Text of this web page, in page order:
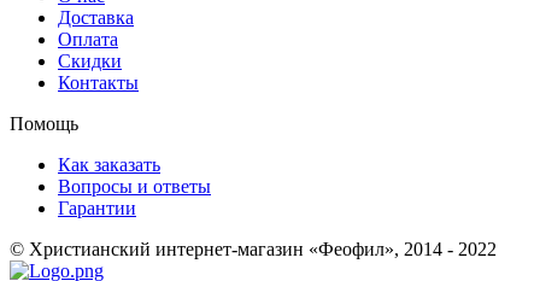
Доставка
Оплата
Скидки
Контакты
Помощь
Как заказать
Вопросы и ответы
Гарантии
© Христианский интернет-магазин «Феофил», 2014 - 2022